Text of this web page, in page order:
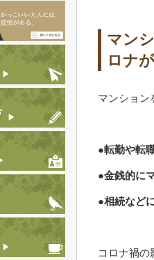
マン
ロナ
マンション
●転勤や転
●金銭的に
●相続など
コロナ禍の